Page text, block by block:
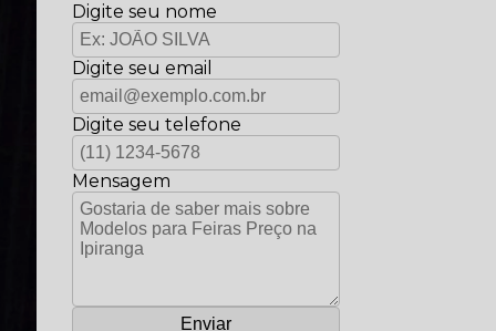
Digite seu nome
Digite seu email
Digite seu telefone
Mensagem